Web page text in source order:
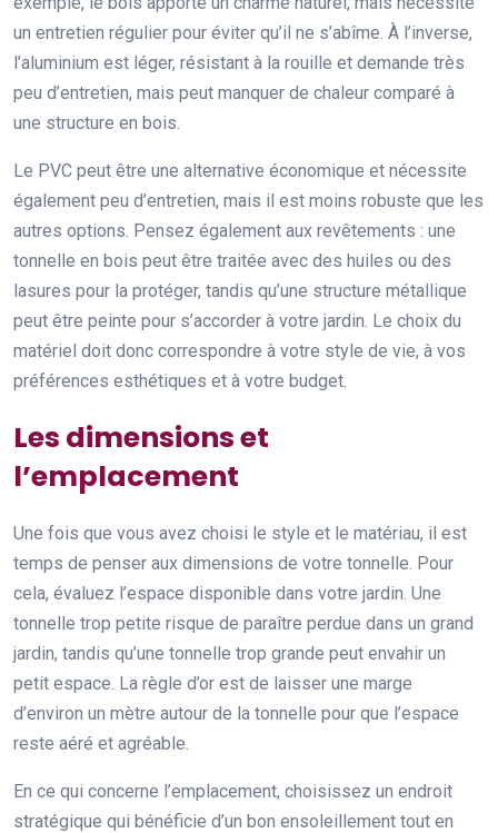
un entretien régulier pour éviter qu’il ne s’abîme. À l’inverse,
l’aluminium est léger, résistant à la rouille et demande très
peu d’entretien, mais peut manquer de chaleur comparé à
une structure en bois.
Le PVC peut être une alternative économique et nécessite
également peu d’entretien, mais il est moins robuste que les
autres options. Pensez également aux revêtements : une
tonnelle en bois peut être traitée avec des huiles ou des
lasures pour la protéger, tandis qu’une structure métallique
peut être peinte pour s’accorder à votre jardin. Le choix du
matériel doit donc correspondre à votre style de vie, à vos
préférences esthétiques et à votre budget.
Les dimensions et
l’emplacement
Une fois que vous avez choisi le style et le matériau, il est
temps de penser aux dimensions de votre tonnelle. Pour
cela, évaluez l’espace disponible dans votre jardin. Une
tonnelle trop petite risque de paraître perdue dans un grand
jardin, tandis qu’une tonnelle trop grande peut envahir un
petit espace. La règle d’or est de laisser une marge
d’environ un mètre autour de la tonnelle pour que l’espace
reste aéré et agréable.
En ce qui concerne l’emplacement, choisissez un endroit
stratégique qui bénéficie d’un bon ensoleillement tout en